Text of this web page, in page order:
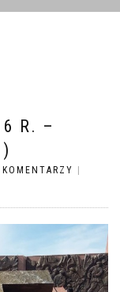
R. –
KOMENTARZY